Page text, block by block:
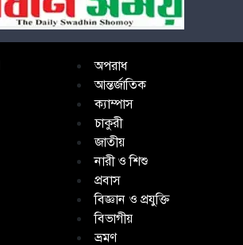
অপরাধ
আন্তর্জাতিক
ক্যাম্পাস
চাকুরী
জাতীয়
নারী ও শিশু
প্রবাস
বিজ্ঞান ও প্রযুক্তি
বিভাগীয়
ভ্রমণ